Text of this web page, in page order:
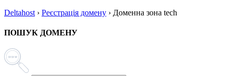
Deltahost › Реєстрація домену › Доменна зона tech
ПОШУК ДОМЕНУ